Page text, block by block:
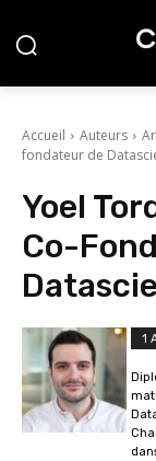
Accueil Auteurs
fondateur de
Yoel
Co-
1